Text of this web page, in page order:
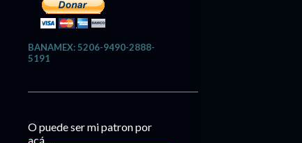
BANAMEX: 5206-9490-2888-
5191
O puede ser mi patron por
acá...